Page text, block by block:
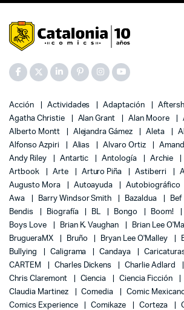
Acción Actividades Adaptación
Agatha Christie
Alan Grant Alan Moore
Alberto Montt
Alejandra Gámez Aleta
Alfonso Azpiri
Alias Alvaro Ortiz
Andy Riley
Antartic Antología Archie
Artbook
Arte Arturo Piña Astiberri
Augusto Mora
Autoayuda Autobiográfico
Awa
Barry Windsor Smith Bazaldua Bef
Bendis
Biografía BL Bongo Boom!
Boys Love
Brian K. Vaughan Brian Lee
BrugueraMX
Bruño Bryan Lee O'Malley
Bullying
Caligrama Candaya
CARTEM
Charles Dickens Charlie Adlard
Chris Claremont
Ciencia Ciencia Ficción
Claudia Martinez
Comedia
Comic
Comics Experience
Comikaze Corteza